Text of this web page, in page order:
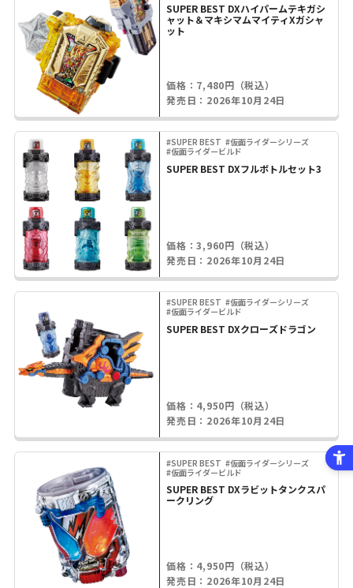
SUPER BEST DXハイパームテキガシ
ャット＆マキシマムマイティXガシャ
ット
価格：7,480円（税込）
発売日：2026年10月24日
#SUPER BEST #仮面ライダーシリーズ
#仮面ライダービルド
SUPER BEST DXフルボトルセット3
価格：3,960円（税込）
発売日：2026年10月24日
#SUPER BEST #仮面ライダーシリーズ
#仮面ライダービルド
SUPER BEST DXクローズドラゴン
価格：4,950円（税込）
発売日：2026年10月24日
#SUPER BEST #仮面ライダーシリーズ
#仮面ライダービルド
SUPER BEST DXラビットタンクスパ
ークリング
価格：4,950円（税込）
発売日：2026年10月24日